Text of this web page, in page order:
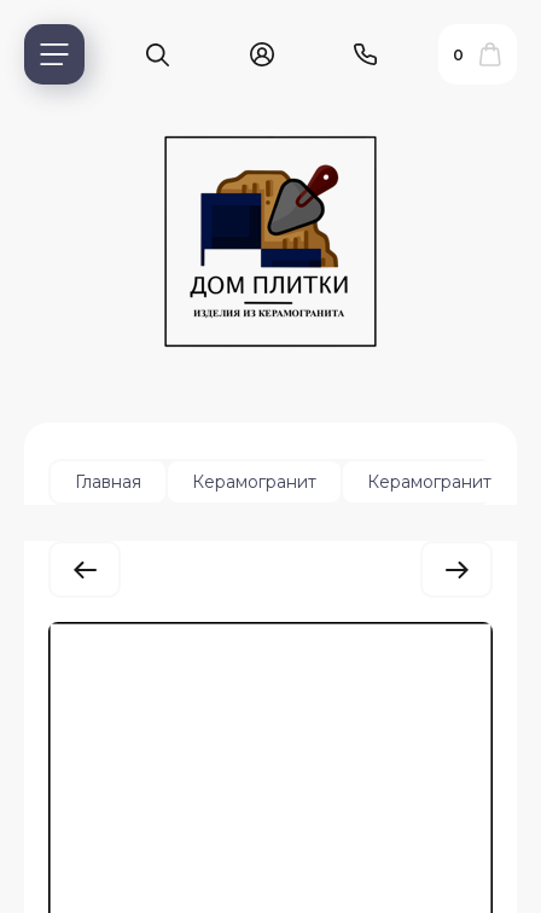
0
Главная Керамогранит Керамогранит для